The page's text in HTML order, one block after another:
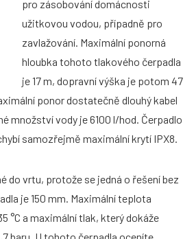
pro zásobování domácnosti
užitkovou vodou, případně pro
zavlažování. Maximální ponorná
hloubka tohoto tlakového čerpadla
je 17 m, dopravní výška je potom 47
ponor dostatečně dlouhý kabel
množství vody je 6100 l/hod. Čerpadlo
samozřejmě maximální krytí IPX8.
do vrtu, protože se jedná o řešení bez
je 150 mm. Maximální teplota
°C a maximální tlak, který dokáže